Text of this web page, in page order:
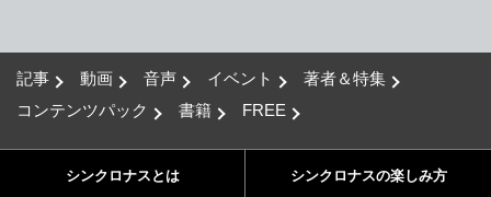
記事 動画 音声 イベント
著者＆特集
コンテンツパック
書籍 FREE
シンクロナスとは シンクロナスの楽しみ方